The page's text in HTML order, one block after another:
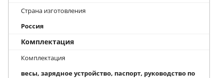
Страна изготовления
Россия
Комплектация
Комплектация
весы, зарядное устройство, паспорт, руководство по